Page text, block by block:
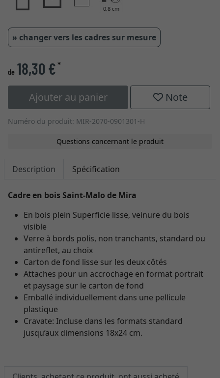
0,8 cm
» changer vers les cadres sur mesure
de 18,30 €*
Ajouter au panier Note
Numéro du produit: MIR-2070-0901301-H
Questions concernant le produit
Description Spécification
Cadre en bois Saint-Malo de Mira
En bois plein Superficie lisse, veinure du bois
visible
Verre à bords polis, non tranchants, standard ou
antireflet, au choix
Carton de fond lisse sur les deux côtés
Attaches pour un accrochage en format portrait
et paysage sur le carton de fond
Emballé individuellement dans une pellicule
plastique
Cravate: Incluse dans les formats standard
jusqu’aux dimensions 18x24 cm.